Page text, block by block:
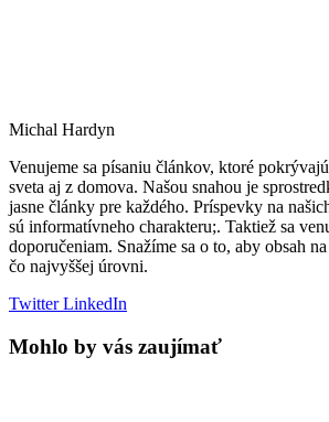
Michal Hardyn
Venujeme sa písaniu článkov, ktoré
sveta aj z domova. Našou snahou je
jasne články pre každého. Príspevky na
sú informatívneho charakteru;. Taktiež sa
doporučeniam. Snažíme sa o to, aby obsah
čo najvyššej úrovni.
TwitterLinkedIn
Mohlo by vás zaujímať